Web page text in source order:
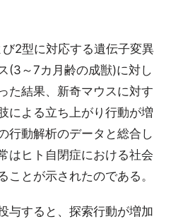
2型に対応する遺伝子変異
(3～7カ月齢の成獣)に対し
た結果、新奇マウスに対す
による立ち上がり行動が増
行動解析のデータと総合し
はヒト自閉症における社会
ことが示されたのである。
与すると、探索行動が増加